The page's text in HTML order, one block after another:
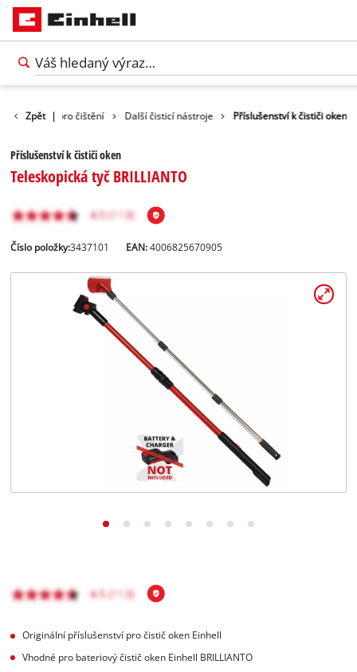
Zpět |
Příslušenství pro čištění Další čisticí nástroje Příslušenství k čističi oken
Příslušenství k čističi oken
Teleskopická tyč BRILLIANTO
Číslo položky:3437101 EAN:4006825670905
Originální příslušenství pro čistič oken Einhell
Vhodné pro bateriový čistič oken Einhell BRILLIANTO